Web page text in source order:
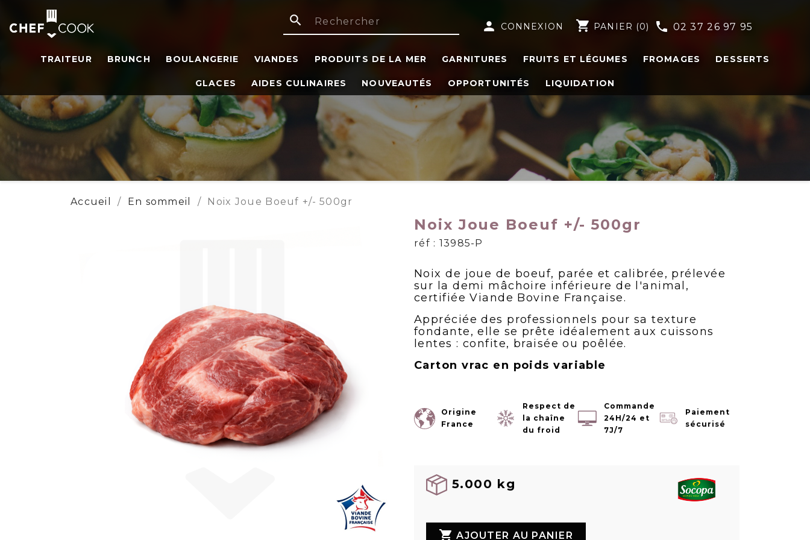
search person CONNEXION shopping_cart PANIER (0) phone 02 37 26 97 95
TRAITEUR BRUNCH BOULANGERIE VIANDES PRODUITS DE LA MER GARNITURES FRUITS ET LÉGUMES FROMAGES DESSERTS
GLACES AIDES CULINAIRES NOUVEAUTÉS OPPORTUNITÉS LIQUIDATION
Accueil En sommeil Noix Joue Boeuf +/- 500gr
Noix Joue Boeuf +/- 500gr
réf : 13985-P
Noix de joue de boeuf, parée et calibrée, prélevée
sur la demi mâchoire inférieure de l'animal,
certifiée Viande Bovine Française.
Appréciée des professionnels pour sa texture
fondante, elle se prête idéalement aux cuissons
lentes : confite, braisée ou poêlée.
Carton vrac en poids variable
Origine
France
Respect de
la chaîne
du froid
Commande
24H/24 et
7J/7
Paiement
sécurisé
5.000 kg
 AJOUTER AU PANIER